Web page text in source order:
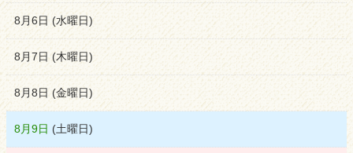
8月6日 (水曜日)
8月7日(木曜日)
8月8日 (金曜日)
8月9日 (土曜日)